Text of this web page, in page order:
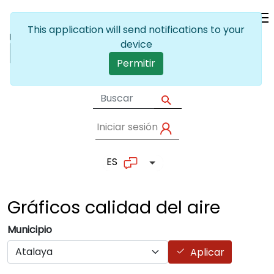
User account
Iniciar sesión
ES Lista adicional de
Gráficos calidad del aire
Municipio
Aplicar
This application will send notifications to your
device
Permitir